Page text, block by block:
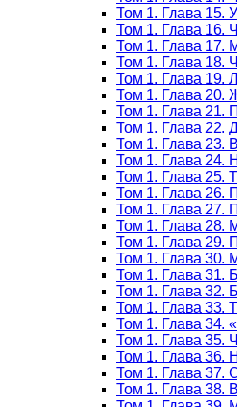
Том 1. Глава 15.
Том 1. Глава 16.
Том 1. Глава 17.
Том 1. Глава 18.
Том 1. Глава 19.
Том 1. Глава 20.
Том 1. Глава 21.
Том 1. Глава 22.
Том 1. Глава 23.
Том 1. Глава 24.
Том 1. Глава 25.
Том 1. Глава 26.
Том 1. Глава 27.
Том 1. Глава 28.
Том 1. Глава 29.
Том 1. Глава 30.
Том 1. Глава 31.
Том 1. Глава 32.
Том 1. Глава 33.
Том 1. Глава 34.
Том 1. Глава 35.
Том 1. Глава 36.
Том 1. Глава 37.
Том 1. Глава 38.